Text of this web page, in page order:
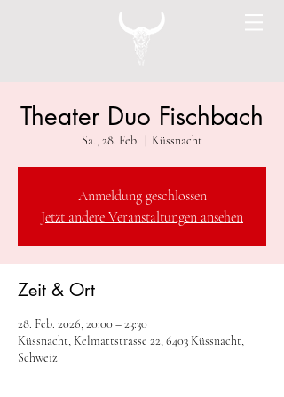
Theater Duo Fischbach
Sa., 28. Feb. Küssnacht
Anmeldung geschlossen
Jetzt andere Veranstaltungen ansehen
Zeit & Ort
28. Feb. 2026, 20:00 – 23:30
Küssnacht, Kelmattstrasse 22, 6403 Küssnacht,
Schweiz